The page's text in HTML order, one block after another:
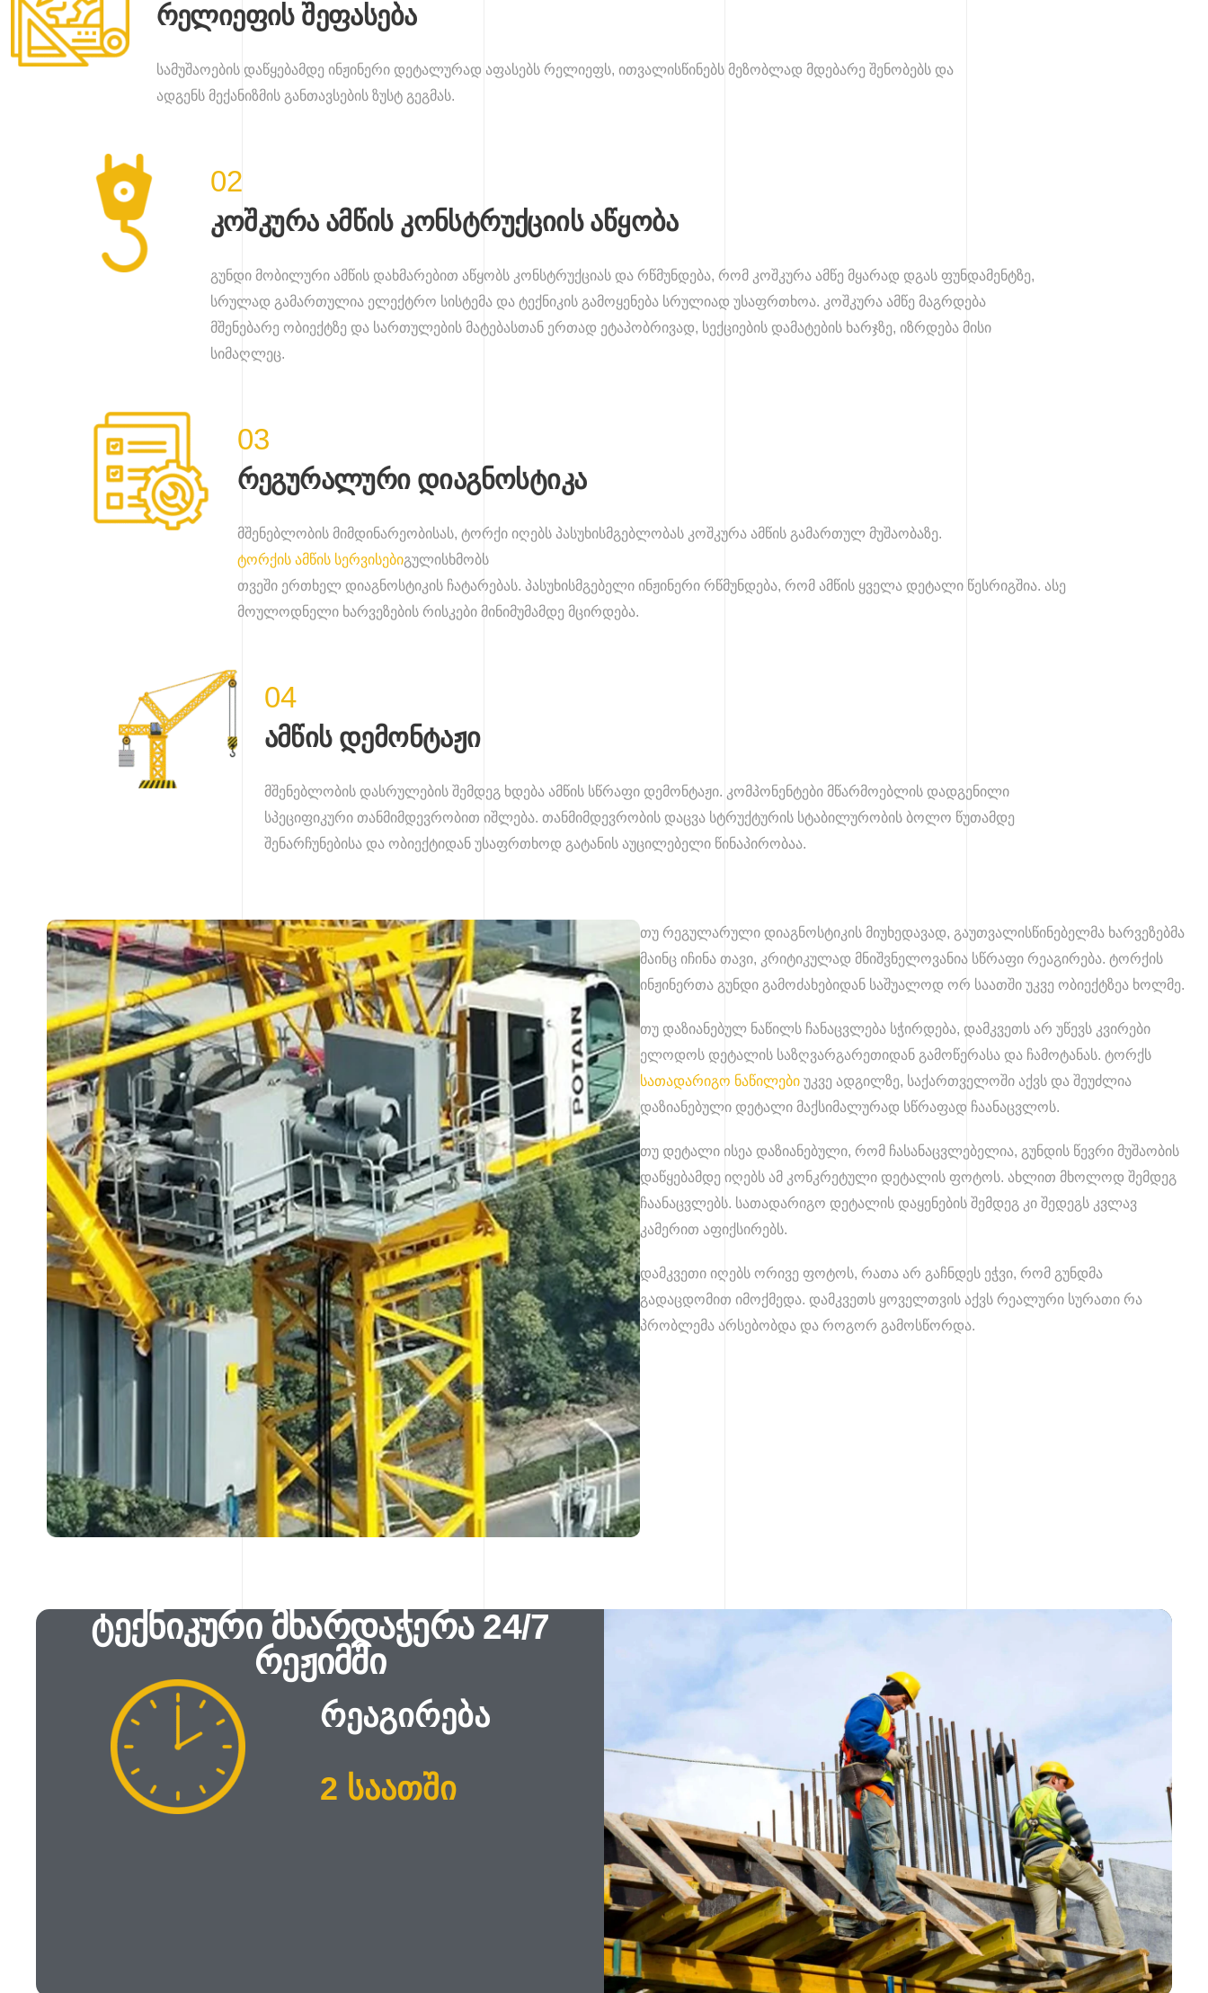
რელიეფის შეფასება
სამუშაოების დაწყებამდე ინჟინერი დეტალურად აფასებს რელიეფს, ითვალისწინებს მეზობლად მდებარე შენობებს და
ადგენს მექანიზმის განთავსების ზუსტ გეგმას.
02
კოშკურა ამწის კონსტრუქციის აწყობა
გუნდი მობილური ამწის დახმარებით აწყობს კონსტრუქციას და რწმუნდება, რომ კოშკურა ამწე მყარად დგას ფუნდამენტზე,
სრულად გამართულია ელექტრო სისტემა და ტექნიკის გამოყენება სრულიად უსაფრთხოა. კოშკურა ამწე მაგრდება
მშენებარე ობიექტზე და სართულების მატებასთან ერთად ეტაპობრივად, სექციების დამატების ხარჯზე, იზრდება მისი
სიმაღლეც.
03
რეგურალური დიაგნოსტიკა
მშენებლობის მიმდინარეობისას, ტორქი იღებს პასუხისმგებლობას კოშკურა ამწის გამართულ მუშაობაზე.
ტორქის ამწის სერვისებიგულისხმობს
თვეში ერთხელ დიაგნოსტიკის ჩატარებას. პასუხისმგებელი ინჟინერი რწმუნდება, რომ ამწის ყველა დეტალი წესრიგშია. ასე
მოულოდნელი ხარვეზების რისკები მინიმუმამდე მცირდება.
04
ამწის დემონტაჟი
მშენებლობის დასრულების შემდეგ ხდება ამწის სწრაფი დემონტაჟი. კომპონენტები მწარმოებლის დადგენილი
სპეციფიკური თანმიმდევრობით იშლება. თანმიმდევრობის დაცვა სტრუქტურის სტაბილურობის ბოლო წუთამდე
შენარჩუნებისა და ობიექტიდან უსაფრთხოდ გატანის აუცილებელი წინაპირობაა.
თუ რეგულარული დიაგნოსტიკის მიუხედავად, გაუთვალისწინებელმა ხარვეზებმა
მაინც იჩინა თავი, კრიტიკულად მნიშვნელოვანია სწრაფი რეაგირება. ტორქის
ინჟინერთა გუნდი გამოძახებიდან საშუალოდ ორ საათში უკვე ობიექტზეა ხოლმე.
თუ დაზიანებულ ნაწილს ჩანაცვლება სჭირდება, დამკვეთს არ უწევს კვირები
ელოდოს დეტალის საზღვარგარეთიდან გამოწერასა და ჩამოტანას. ტორქს
სათადარიგო ნაწილები უკვე ადგილზე, საქართველოში აქვს და შეუძლია
დაზიანებული დეტალი მაქსიმალურად სწრაფად ჩაანაცვლოს.
თუ დეტალი ისეა დაზიანებული, რომ ჩასანაცვლებელია, გუნდის წევრი მუშაობის
დაწყებამდე იღებს ამ კონკრეტული დეტალის ფოტოს. ახლით მხოლოდ შემდეგ
ჩაანაცვლებს. სათადარიგო დეტალის დაყენების შემდეგ კი შედეგს კვლავ
კამერით აფიქსირებს.
დამკვეთი იღებს ორივე ფოტოს, რათა არ გაჩნდეს ეჭვი, რომ გუნდმა
გადაცდომით იმოქმედა. დამკვეთს ყოველთვის აქვს რეალური სურათი რა
პრობლემა არსებობდა და როგორ გამოსწორდა.
ტექნიკური მხარდაჭერა 24/7
რეჟიმში
რეაგირება
2 საათში